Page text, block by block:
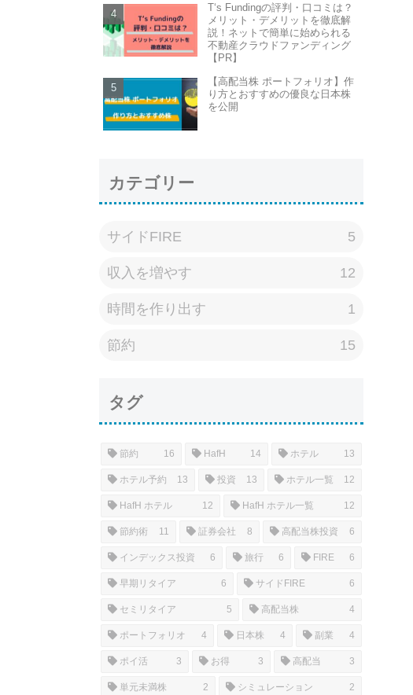
T‘s Fundingの評判・口コミは？
メリット・デメリットを徹底解
説！ネットで簡単に始められる
不動産クラウドファンディング
【PR】
【高配当株 ポートフォリオ】作
り方とおすすめの優良な日本株
を公開
カテゴリー
サイドFIRE 5
収入を増やす 12
時間を作り出す 1
節約 15
タグ
節約 16 HafH 14 ホテル 13
ホテル予約 13 投資 13 ホテル一覧 12
HafH ホテル 12 HafH ホテル一覧 12
節約術 11 証券会社 8 高配当株投資 6
インデックス投資 6 旅行 6 FIRE 6
早期リタイア 6 サイドFIRE 6
セミリタイア 5 高配当株 4
ポートフォリオ 4 日本株 4 副業 4
ポイ活 3 お得 3 高配当 3
単元未満株 2 シミュレーション 2